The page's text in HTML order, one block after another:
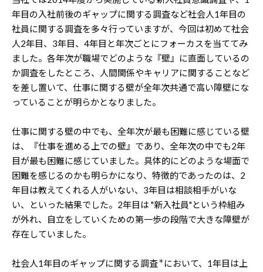
年目の入社前後のギャップに関する調査など社会人1年目の
社員に関する調査を多々行っていますが、今回は初めて社会
人2年目、3年目、4年目と年次ごとにフォーカスを当ててみ
ました。各年次が職場でどのような『壁』に直面しているの
か調査をしたところ、人間関係やキャリアに関することなど
を差し置いて、仕事に関する壁が全年次共通で高い障壁にな
っていることが明らかとなりました。
仕事に関する壁の中でも、全年次が最も困難に感じている壁
は、『仕事を進める上での壁』であり、全年次の中でも2年
目が最も困難に感じていました。具体的にどのような場面で
困難を感じるのかも明らかになり、特徴的であったのは、2
年目は教えてくれる人がいない、3年目は相談相手がいな
い、といった結果でした。2年目は "新入社員"という枠組み
が外れ、自立をしていくための第一歩の段階で大きな障壁が
存在していました。
社会人1年目のギャップに関する調査＊ において、1年目は上